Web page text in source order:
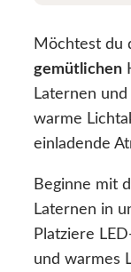
Möchtest du
gemütlichen
Laternen und
warme
einladende
Beginne mit
Laternen in
Platziere
und warmes